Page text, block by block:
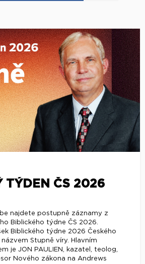
TÝDEN ČS 2026
najdete postupně záznamy z
Biblického týdne ČS 2026.
Biblického týdne 2026 Českého
Stupně víry. Hlavním
je JON PAULIEN, kazatel, teolog,
Nového zákona na Andrews